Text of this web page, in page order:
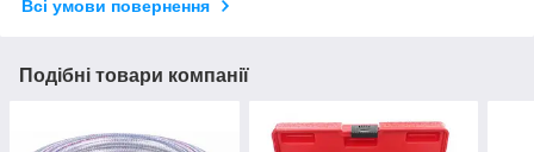
Всі умови повернення
Подібні товари компанії